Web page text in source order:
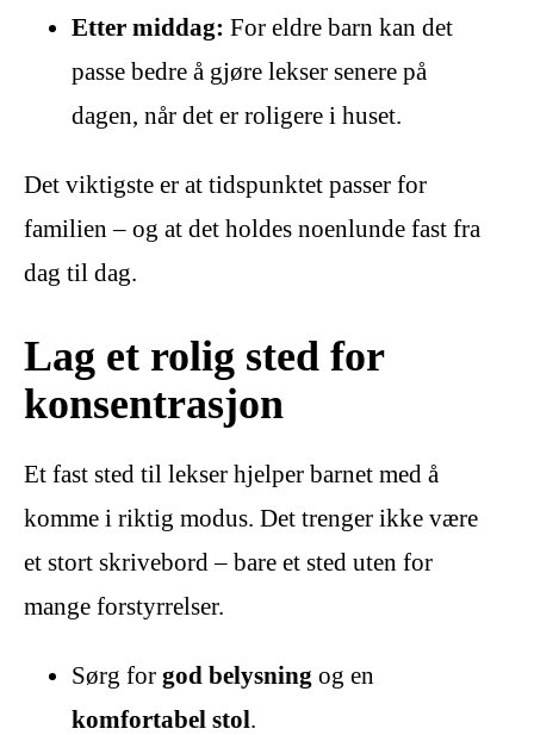
Etter middag: For eldre barn kan det
passe bedre å gjøre lekser senere på
dagen, når det er roligere i huset.
Det viktigste er at tidspunktet passer for
familien – og at det holdes noenlunde fast fra
dag til dag.
Lag et rolig sted for
konsentrasjon
Et fast sted til lekser hjelper barnet med å
komme i riktig modus. Det trenger ikke være
et stort skrivebord – bare et sted uten for
mange forstyrrelser.
Sørg for god belysning og en
komfortabel stol.